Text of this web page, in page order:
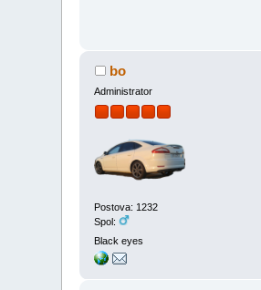
bo
Administrator
Postova: 1232
Spol:
Black eyes